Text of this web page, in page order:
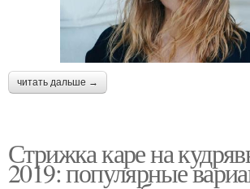
читать дальше →
Стрижка каре на
2019: популярные